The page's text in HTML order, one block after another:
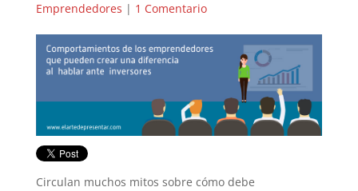
Emprendedores | 1 Comentario
Circulan muchos mitos sobre cómo debe